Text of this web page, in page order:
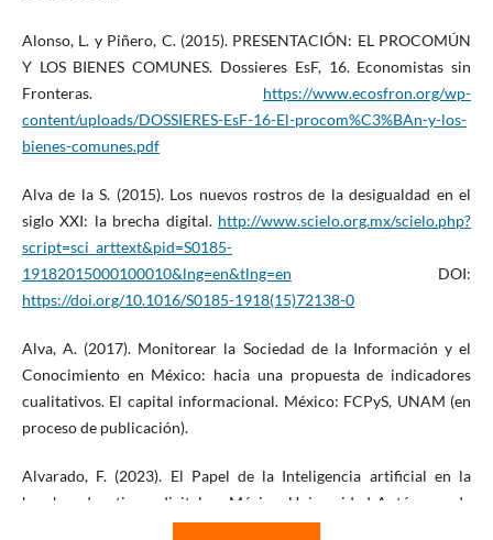
Alonso, L. y Piñero, C. (2015). PRESENTACIÓN: EL PROCOMÚN
Y LOS BIENES COMUNES. Dossieres EsF, 16. Economistas sin
Fronteras. https://www.ecosfron.org/wp-
content/uploads/DOSSIERES-EsF-16-El-procom%C3%BAn-y-los-
bienes-comunes.pdf
Alva de la S. (2015). Los nuevos rostros de la desigualdad en el
siglo XXI: la brecha digital. http://www.scielo.org.mx/scielo.php?
script=sci_arttext&pid=S0185-
19182015000100010&lng=en&tlng=en DOI:
https://doi.org/10.1016/S0185-1918(15)72138-0
Alva, A. (2017). Monitorear la Sociedad de la Información y el
Conocimiento en México: hacia una propuesta de indicadores
cualitativos. El capital informacional. México: FCPyS, UNAM (en
proceso de publicación).
Alvarado, F. (2023). El Papel de la Inteligencia artificial en la
brecha educativa y digital en México. Universidad Autónoma de
https://www.uag.mx/es/mediaHub/el-papel-de-la-